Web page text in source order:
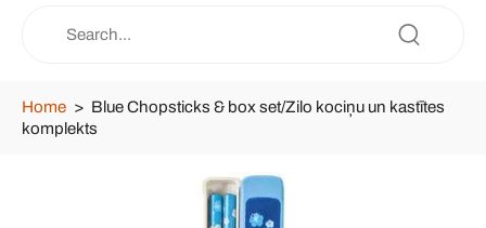
Home > Blue Chopsticks & box set/Zilo kociņu un kastītes
komplekts